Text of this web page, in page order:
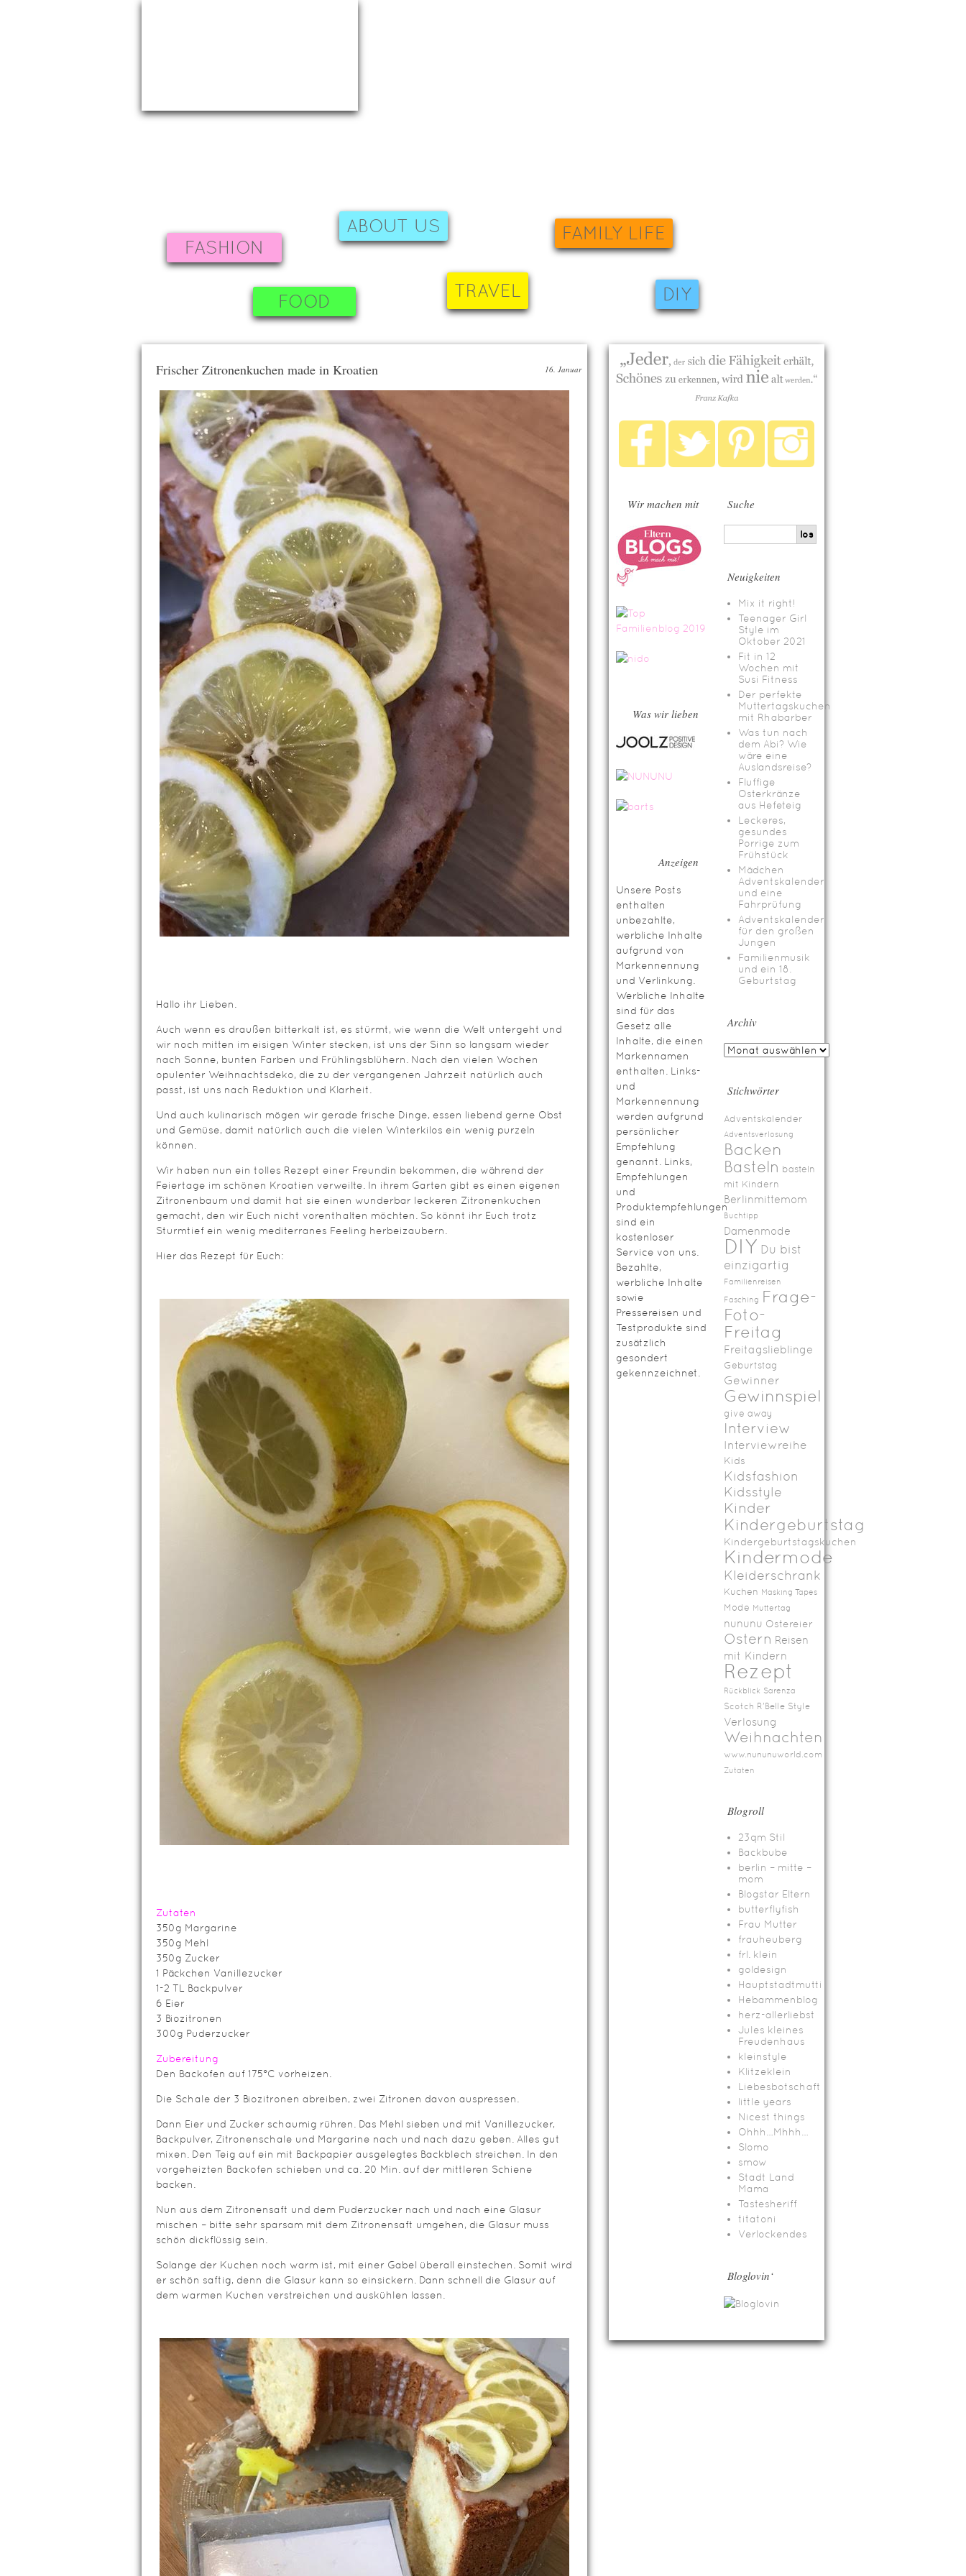
FASHION
FOOD
TRAVEL DIY
ABOUT US FAMILY LIFE
Frischer Zitronenkuchen made in Kroatien 16. Januar
Hallo ihr Lieben.
Auch wenn es draußen bitterkalt ist, es stürmt, wie wenn die Welt untergeht und
wir noch mitten im eisigen Winter stecken, ist uns der Sinn so langsam wieder
nach Sonne, bunten Farben und Frühlingsblühern. Nach den vielen Wochen
opulenter Weihnachtsdeko, die zu der vergangenen Jahrzeit natürlich auch
passt, ist uns nach Reduktion und Klarheit.
Und auch kulinarisch mögen wir gerade frische Dinge, essen liebend gerne Obst
und Gemüse, damit natürlich auch die vielen Winterkilos ein wenig purzeln
können.
Wir haben nun ein tolles Rezept einer Freundin bekommen, die während der
Feiertage im schönen Kroatien verweilte. In ihrem Garten gibt es einen eigenen
Zitronenbaum und damit hat sie einen wunderbar leckeren Zitronenkuchen
gemacht, den wir Euch nicht vorenthalten möchten. So könnt ihr Euch trotz
Sturmtief ein wenig mediterranes Feeling herbeizaubern.
Hier das Rezept für Euch:
Zutaten
350g Margarine
350g Mehl
350g Zucker
1 Päckchen Vanillezucker
1-2 TL Backpulver
6 Eier
3 Biozitronen
300g Puderzucker
Zubereitung
Den Backofen auf 175°C vorheizen.
Die Schale der 3 Biozitronen abreiben, zwei Zitronen davon auspressen.
Dann Eier und Zucker schaumig rühren. Das Mehl sieben und mit Vanillezucker,
Backpulver, Zitronenschale und Margarine nach und nach dazu geben. Alles gut
mixen. Den Teig auf ein mit Backpapier ausgelegtes Backblech streichen. In den
vorgeheizten Backofen schieben und ca. 20 Min. auf der mittleren Schiene
backen.
Nun aus dem Zitronensaft und dem Puderzucker nach und nach eine Glasur
mischen – bitte sehr sparsam mit dem Zitronensaft umgehen, die Glasur muss
schön dickflüssig sein.
Solange der Kuchen noch warm ist, mit einer Gabel überall einstechen. Somit wird
er schön saftig, denn die Glasur kann so einsickern. Dann schnell die Glasur auf
dem warmen Kuchen verstreichen und auskühlen lassen.
Wir machen mit
Was wir lieben
Anzeigen
Unsere Posts
enthalten
unbezahlte,
werbliche Inhalte
aufgrund von
Markennennung
und Verlinkung.
Werbliche Inhalte
sind für das
Gesetz alle
Inhalte, die einen
Markennamen
enthalten. Links-
und
Markennennung
werden aufgrund
persönlicher
Empfehlung
genannt. Links,
Empfehlungen
und
Produktempfehlungen
sind ein
kostenloser
Service von uns.
Bezahlte,
werbliche Inhalte
sowie
Pressereisen und
Testprodukte sind
zusätzlich
gesondert
gekennzeichnet.
Suche
Neuigkeiten
Mix it right!
Teenager Girl
Style im
Oktober 2021
Fit in 12
Wochen mit
Susi Fitness
Der perfekte
Muttertagskuchen
mit Rhabarber
Was tun nach
dem Abi? Wie
wäre eine
Auslandsreise?
Fluffige
Osterkränze
aus Hefeteig
Leckeres,
gesundes
Porrige zum
Frühstück
Mädchen
Adventskalender
und eine
Fahrprüfung
Adventskalender
für den großen
Jungen
Familienmusik
und ein 18.
Geburtstag
Archiv
Stichwörter
Adventskalender
Adventsverlosung
Backen
Basteln basteln
mit Kindern
Berlinmittemom
Buchtipp
Damenmode
DIY Du bist
einzigartig
Familienreisen
Fasching Frage-
Foto-
Freitag
Freitagslieblinge
Geburtstag
Gewinner
Gewinnspiel
give away
Interview
Interviewreihe
Kids
Kidsfashion
Kidsstyle
Kinder
Kindergeburtstag
Kindergeburtstagskuchen
Kindermode
Kleiderschrank
Kuchen Masking Tapes
Mode Muttertag
nununu Ostereier
Ostern Reisen
mit Kindern
Rezept
Rückblick Sarenza
Scotch R'Belle Style
Verlosung
Weihnachten
www.nununuworld.com
Zutaten
Blogroll
23qm Stil
Backbube
berlin – mitte –
mom
Blogstar Eltern
butterflyfish
Frau Mutter
frauheuberg
frl. klein
goldesign
Hauptstadtmutti
Hebammenblog
herz-allerliebst
Jules kleines
Freudenhaus
kleinstyle
Klitzeklein
Liebesbotschaft
little years
Nicest things
Ohhh…Mhhh…
Slomo
smow
Stadt Land
Mama
Tastesheriff
titatoni
Verlockendes
Bloglovin‘